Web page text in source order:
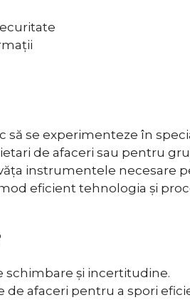
să se experimenteze în
de afaceri sau pentru
instrumentele necesare
eficient tehnologia și
schimbare și incertitudine.
de afaceri pentru a spori